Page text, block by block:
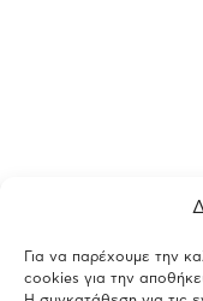
Για να παρέχουμε την
cookies για την